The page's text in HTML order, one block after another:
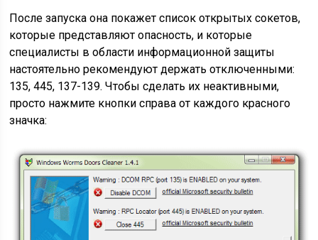
После запуска она покажет список открытых сокетов,
которые представляют опасность, и которые
специалисты в области информационной защиты
настоятельно рекомендуют держать отключенными:
135, 445, 137-139. Чтобы сделать их неактивными,
просто нажмите кнопки справа от каждого красного
значка: